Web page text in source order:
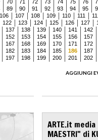
70 71 72 73 74 75 76
89 90 91 92 93 94 95
106 107 108 109 110 111
122 123 124 125 126 127
137 138 139 140 141
142
152 153 154 155 156
157
167 168 169 170 171
172
182 183 184 185 186
187
197 198 199 200 201
202
AGGIUNGI
ARTE.it
MAESTRI" di